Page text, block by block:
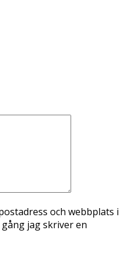
och webbplats i
jag skriver en